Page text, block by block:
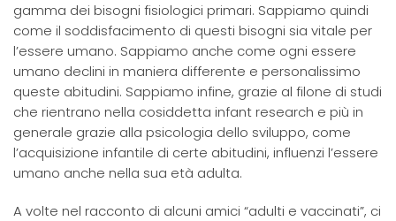
gamma dei bisogni fisiologici primari. Sappiamo quindi
come il soddisfacimento di questi bisogni sia vitale per
l’essere umano. Sappiamo anche come ogni essere
umano declini in maniera differente e personalissimo
queste abitudini. Sappiamo infine, grazie al filone di studi
che rientrano nella cosiddetta infant research e più in
generale grazie alla psicologia dello sviluppo, come
l’acquisizione infantile di certe abitudini, influenzi l’essere
umano anche nella sua età adulta.
A volte nel racconto di alcuni amici “adulti e vaccinati”, ci